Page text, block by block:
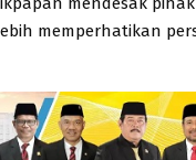
memperhatikan